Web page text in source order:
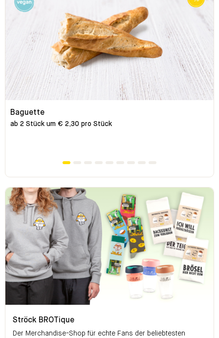
Baguette
ab 2 Stück um € 2,30 pro Stück
Ströck BROTique
Der Merchandise-Shop für echte Fans der beliebtesten